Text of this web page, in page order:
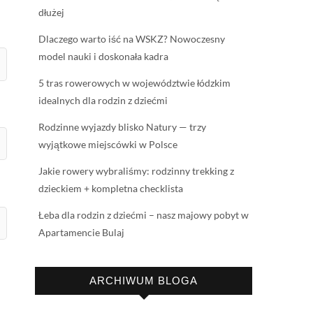
dłużej
Dlaczego warto iść na WSKZ? Nowoczesny
model nauki i doskonała kadra
5 tras rowerowych w województwie łódzkim
idealnych dla rodzin z dziećmi
Rodzinne wyjazdy blisko Natury — trzy
wyjątkowe miejscówki w Polsce
Jakie rowery wybraliśmy: rodzinny trekking z
dzieckiem + kompletna checklista
Łeba dla rodzin z dziećmi – nasz majowy pobyt w
Apartamencie Bulaj
ARCHIWUM BLOGA